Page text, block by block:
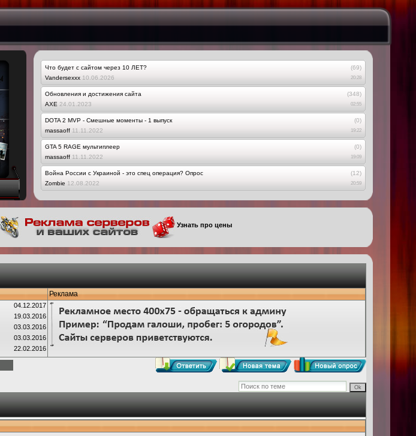
Что будет с сайтом через 10 ЛЕТ?
(69)
Vandersexxx 10.06.2026 20:28
Обновления и достижения сайта
(348)
AXE 24.01.2023 02:55
DOTA 2 MVP - Смешные моменты - 1 выпуск
(0)
massaoff 11.11.2022 19:22
GTA 5 RAGE мультиплеер
(0)
massaoff 11.11.2022 19:09
Война России с Украиной - это спец операция? Опрос
(12)
Zombie 12.08.2022 20:59
Узнать про цены
Реклама
04.12.2017
19.03.2016
03.03.2016
03.03.2016
22.02.2016